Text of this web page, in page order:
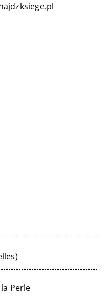
Perle